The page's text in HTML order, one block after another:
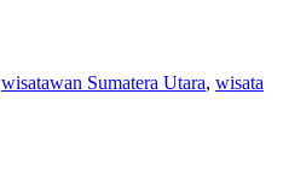
wisatawan Sumatera Utara, wisata